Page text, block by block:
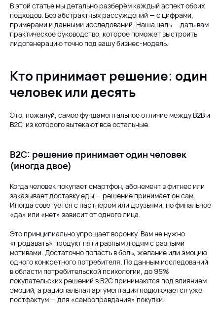
В этой статье мы детально разберём каждый аспект обоих
подходов. Без абстрактных рассуждений — с цифрами,
примерами и данными исследований. Наша цель — дать вам
практическое руководство, которое поможет выстроить
лидогенерацию точно под вашу бизнес-модель.
Кто принимает решение: один
человек или десять
Это, пожалуй, самое фундаментальное отличие между B2B и
B2C, из которого вытекают все остальные.
B2C: решение принимает один человек
(иногда двое)
Когда человек покупает смартфон, абонемент в фитнес или
заказывает доставку еды — решение принимает он сам.
Иногда советуется с партнёром или друзьями, но финальное
«да» или «нет» зависит от одного лица.
Это принципиально упрощает воронку. Вам не нужно
«продавать» продукт пяти разным людям с разными
мотивами. Достаточно попасть в боль, желание или эмоцию
одного конкретного потребителя. По данным исследований
в области потребительской психологии, до 95%
покупательских решений в B2C принимаются под влиянием
эмоций, а рациональная аргументация подключается уже
постфактум — для «самооправдания» покупки.